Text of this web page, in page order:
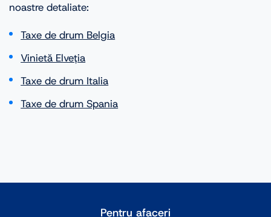
noastre detaliate:
Taxe de drum Belgia
Vinietă Elveția
Taxe de drum Italia
Taxe de drum Spania
Pentru afaceri